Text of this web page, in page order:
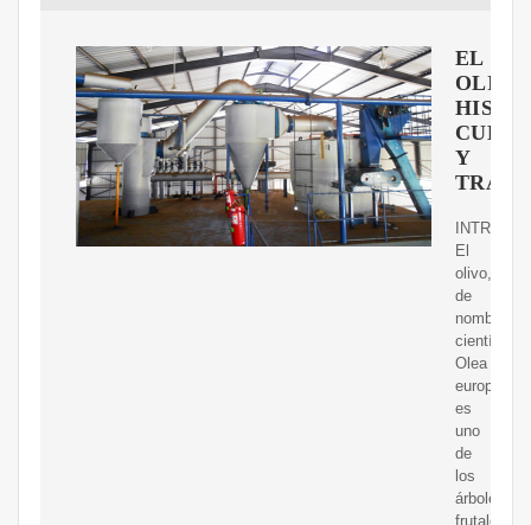
EL
Y
El
olivo,
de
nombre
científico
Olea
europea,
es
uno
de
los
árboles
frutales